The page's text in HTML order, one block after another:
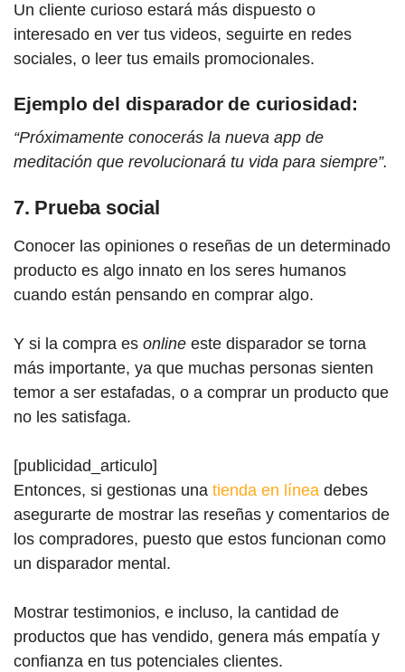
Un cliente curioso estará más dispuesto o
interesado en ver tus videos, seguirte en redes
sociales, o leer tus emails promocionales.
Ejemplo del disparador de curiosidad:
“Próximamente conocerás la nueva app de
meditación que revolucionará tu vida para siempre”.
7. Prueba social
Conocer las opiniones o reseñas de un determinado
producto es algo innato en los seres humanos
cuando están pensando en comprar algo.
Y si la compra es online este disparador se torna
más importante, ya que muchas personas sienten
temor a ser estafadas, o a comprar un producto que
no les satisfaga.
[publicidad_articulo]
Entonces, si gestionas una tienda en línea debes
asegurarte de mostrar las reseñas y comentarios de
los compradores, puesto que estos funcionan como
un disparador mental.
Mostrar testimonios, e incluso, la cantidad de
productos que has vendido, genera más empatía y
confianza en tus potenciales clientes.